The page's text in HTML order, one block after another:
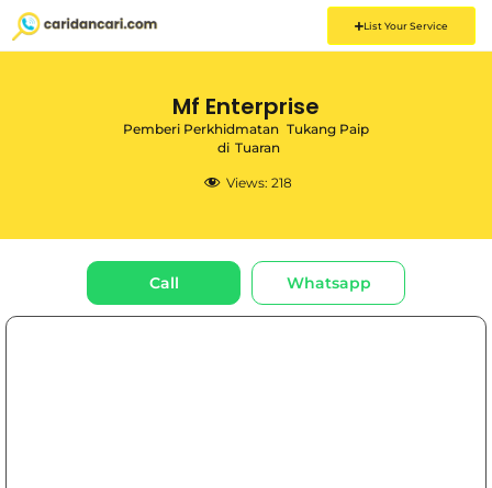
List Your Service
Mf Enterprise
Pemberi Perkhidmatan Tukang Paip
di Tuaran
Views: 218
Call Whatsapp